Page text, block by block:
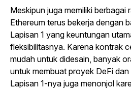
Meskipun juga memiliki berbagai
Ethereum terus bekerja dengan
Lapisan 1 yang keuntungan
fleksibilitasnya. Karena kontrak
mudah untuk didesain, banyak
untuk membuat proyek DeFi
Lapisan 1-nya juga menonjol